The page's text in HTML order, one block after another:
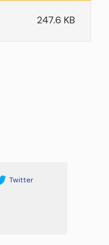
247.6 KB
Twitter